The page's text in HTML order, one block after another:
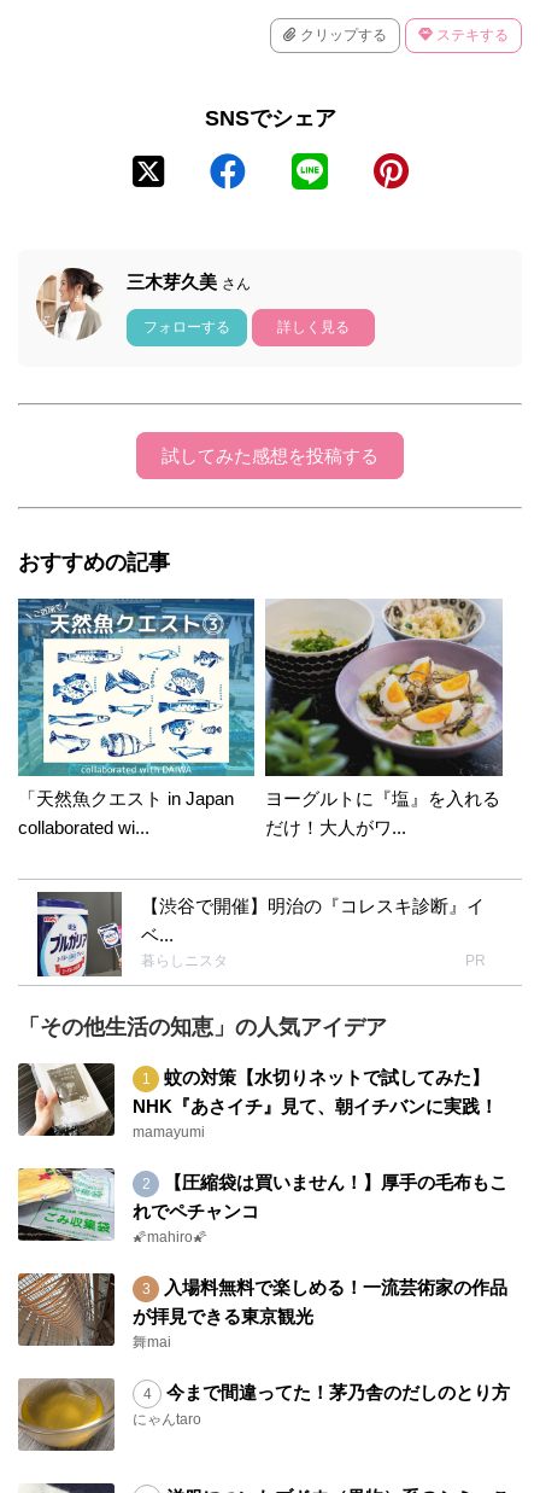
クリップする ステキする
SNSでシェア
三木芽久美 さん
フォローする 詳しく見る
試してみた感想を投稿する
おすすめの記事
「天然魚クエスト in Japan
collaborated wi...
ヨーグルトに『塩』を入れる
だけ！大人がワ...
【渋谷で開催】明治の『コレスキ診断』イ
ベ...
暮らしニスタ PR
「その他生活の知恵」の人気アイデア
蚊の対策【水切りネットで試してみた】
NHK『あさイチ』見て、朝イチバンに実践！
mamayumi
【圧縮袋は買いません！】厚手の毛布もこ
れでペチャンコ
🌠mahiro🌠
入場料無料で楽しめる！一流芸術家の作品
が拝見できる東京観光
舞mai
今まで間違ってた！茅乃舎のだしのとり方
にゃんtaro